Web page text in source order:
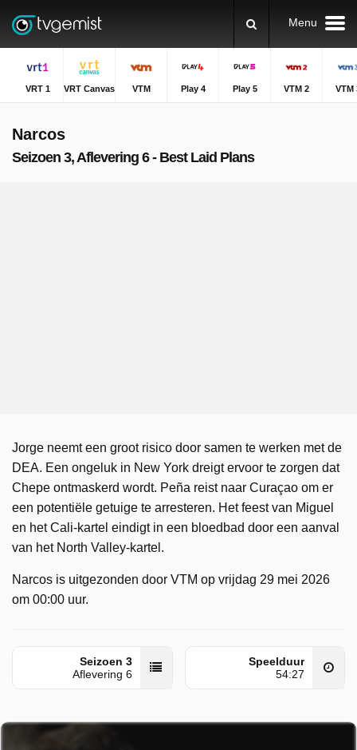
Menu
VRT 1 VRT Canvas VTM Play 4 Play 5 VTM 2 VTM
Narcos
Seizoen 3, Aflevering 6 - Best Laid Plans
Jorge neemt een groot risico door samen te werken met de
DEA. Een ongeluk in New York dreigt ervoor te zorgen dat
Chepe ontmaskerd wordt. Peña reist naar Curaçao om er
een potentiële getuige te arresteren. Het feest van Miguel
en het Cali-kartel eindigt in een bloedbad door een aanval
van het North Valley-kartel.
Narcos is uitgezonden door VTM op vrijdag 29 mei 2026
om 00:00 uur.
Seizoen 3
Aflevering 6
Speelduur
54:27